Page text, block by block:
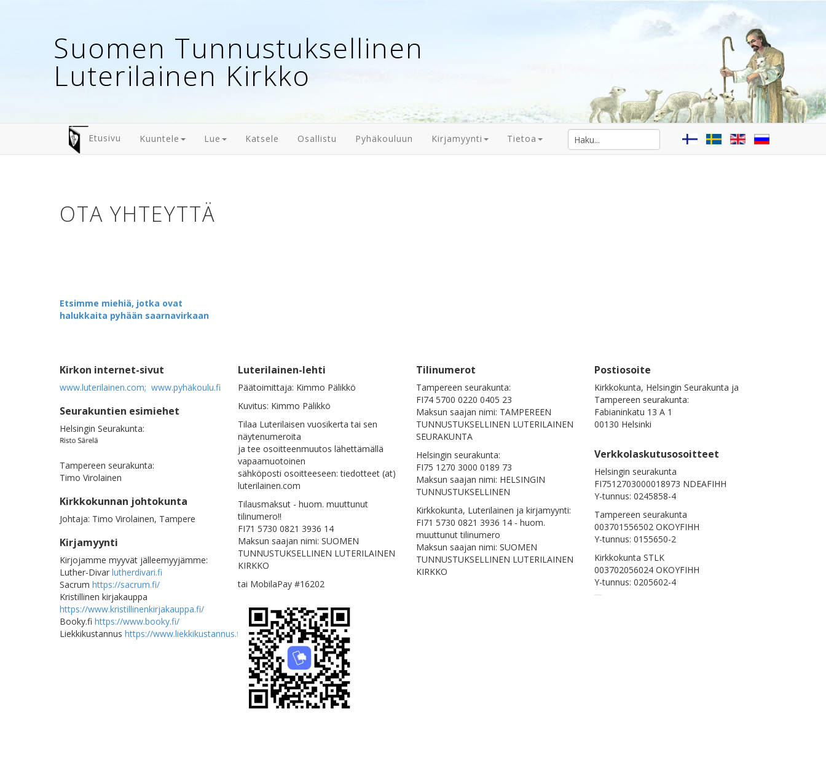
Suomen Tunnustuksellinen
Luterilainen Kirkko
Etusivu Kuuntele Lue Katsele Osallistu Pyhäkouluun Kirjamyynti Tietoa
OTA YHTEYTTÄ
Etsimme miehiä, jotka ovat
halukkaita pyhään saarnavirkaan
Kirkon internet-sivut
www.luterilainen.com; www.pyhäkoulu.fi
Seurakuntien esimiehet
Helsingin Seurakunta:
Tampereen seurakunta:
Timo Virolainen
Kirkkokunnan johtokunta
Johtaja: Timo Virolainen, Tampere
Kirjamyynti
Kirjojamme myyvät jälleemyyjämme:
Luther-Divar lutherdivari.fi
Sacrum https://sacrum.fi/
Kristillinen kirjakauppa
https://www.kristillinenkirjakauppa.fi/
Booky.fi https://www.booky.fi/
Liekkikustannus https://www.liekkikustannus.fi
Luterilainen-lehti
Päätoimittaja: Kimmo Pälikkö
Kuvitus: Kimmo Pälikkö
Tilaa Luterilaisen vuosikerta tai sen
näytenumeroita
ja tee osoitteenmuutos lähettämällä
vapaamuotoinen
sähköposti osoitteeseen: tiedotteet (at)
luterilainen.com
Tilausmaksut - huom. muuttunut
tilinumero!!
FI71 5730 0821 3936 14
Maksun saajan nimi: SUOMEN
TUNNUSTUKSELLINEN LUTERILAINEN
KIRKKO
tai MobilaPay #16202
Tilinumerot
Tampereen seurakunta:
FI74 5700 0220 0405 23
Maksun saajan nimi: TAMPEREEN
TUNNUSTUKSELLINEN LUTERILAINEN
SEURAKUNTA
Helsingin seurakunta:
FI75 1270 3000 0189 73
Maksun saajan nimi: HELSINGIN
TUNNUSTUKSELLINEN
Kirkkokunta, Luterilainen ja kirjamyynti:
FI71 5730 0821 3936 14 - huom.
muuttunut tilinumero
Maksun saajan nimi: SUOMEN
TUNNUSTUKSELLINEN LUTERILAINEN
KIRKKO
Postiosoite
Kirkkokunta, Helsingin Seurakunta ja
Tampereen seurakunta:
Fabianinkatu 13 A 1
00130 Helsinki
Verkkolaskutusosoitteet
Helsingin seurakunta
FI7512703000018973 NDEAFIHH
Y-tunnus: 0245858-4
Tampereen seurakunta
003701556502 OKOYFIHH
Y-tunnus: 0155650-2
Kirkkokunta STLK
003702056024 OKOYFIHH
Y-tunnus: 0205602-4